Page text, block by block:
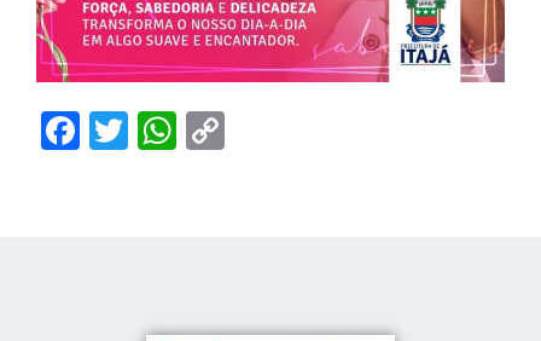
Facebook
TwitterWhatsApp